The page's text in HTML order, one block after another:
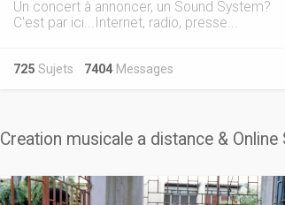
Un concert à annoncer, un Sound System?
C'est par ici...Internet, radio, presse...
725 Sujets 7404 Messages
Creation musicale a distance & Online